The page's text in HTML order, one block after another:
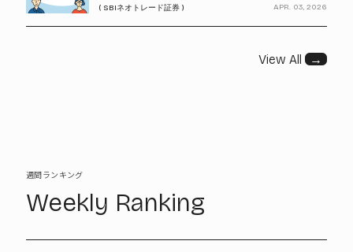
( SBIネオトレード証券 ) APR. 03, 2026
View All →
週間ランキング
Weekly Ranking